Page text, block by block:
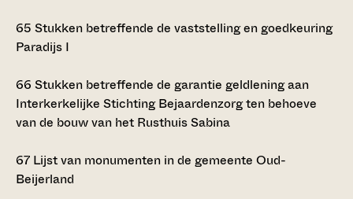
65 Stukken betreffende de vaststelling en goedkeuring
Paradijs I
66 Stukken betreffende de garantie geldlening aan
Interkerkelijke Stichting Bejaardenzorg ten behoeve
van de bouw van het Rusthuis Sabina
67 Lijst van monumenten in de gemeente Oud-
Beijerland